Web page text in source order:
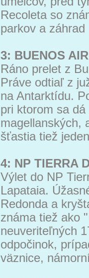
Recoleta so
parkov a
3: BUENOS
Ráno prelet z
Práve odtiaľ z
na Antarktídu.
pri ktorom sa
magellanských,
šťastia tiež
4: NP TIERRA
Výlet do NP
Lapataia.
Redonda a
známa tiež ako
neuveriteľných
odpočinok,
väznice,